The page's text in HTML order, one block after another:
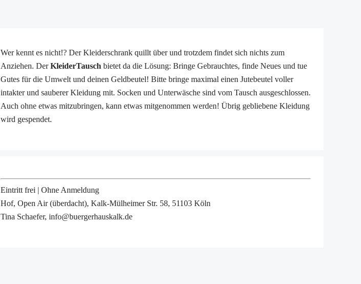
Wer kennt es nicht!? Der Kleiderschrank quillt über und trotzdem findet sich nichts zum
Anziehen. DerKleiderTausch bietet da die Lösung: Bringe Gebrauchtes, finde Neues und tue
Gutes für die Umwelt und deinen Geldbeutel! Bitte bringe maximal einen Jutebeutel voller
intakter und sauberer Kleidung mit. Socken und Unterwäsche sind vom Tausch ausgeschlossen.
Auch ohne etwas mitzubringen, kann etwas mitgenommen werden! Übrig gebliebene Kleidung
wird gespendet.
Eintritt frei | Ohne Anmeldung
Hof, Open Air (überdacht), Kalk-Mülheimer Str. 58, 51103 Köln
Tina Schaefer, info@buergerhauskalk.de